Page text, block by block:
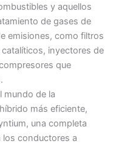
y aquellos
de gases de
emisiones, como filtros
inyectores de
que
mundo de la
más eficiente,
una completa
los conductores a